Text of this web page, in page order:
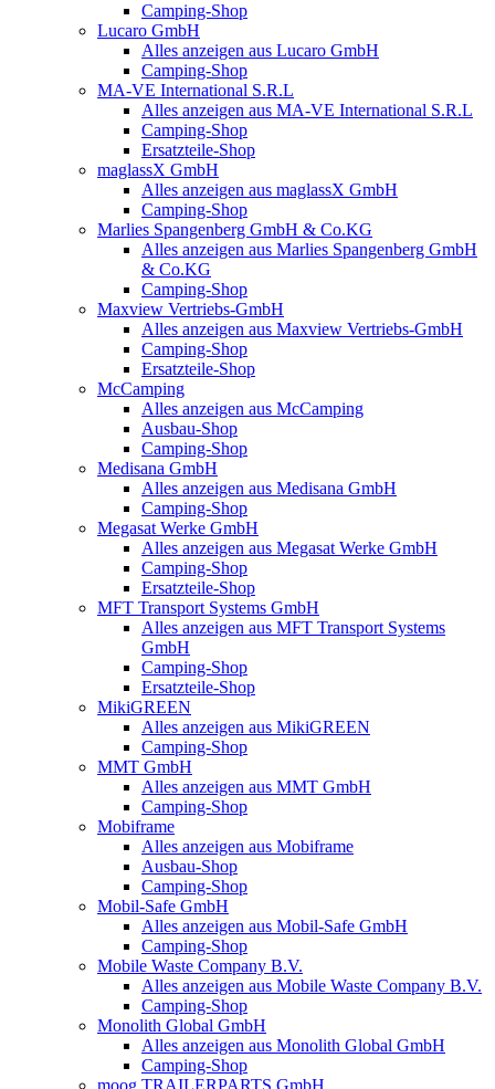
Camping-Shop
Lucaro GmbH
Alles anzeigen aus Lucaro GmbH
Camping-Shop
MA-VE International S.R.L
Alles anzeigen aus MA-VE International S.R.L
Camping-Shop
Ersatzteile-Shop
maglassX GmbH
Alles anzeigen aus maglassX GmbH
Camping-Shop
Marlies Spangenberg GmbH & Co.KG
Alles anzeigen aus Marlies Spangenberg GmbH
& Co.KG
Camping-Shop
Maxview Vertriebs-GmbH
Alles anzeigen aus Maxview Vertriebs-GmbH
Camping-Shop
Ersatzteile-Shop
McCamping
Alles anzeigen aus McCamping
Ausbau-Shop
Camping-Shop
Medisana GmbH
Alles anzeigen aus Medisana GmbH
Camping-Shop
Megasat Werke GmbH
Alles anzeigen aus Megasat Werke GmbH
Camping-Shop
Ersatzteile-Shop
MFT Transport Systems GmbH
Alles anzeigen aus MFT Transport Systems
GmbH
Camping-Shop
Ersatzteile-Shop
MikiGREEN
Alles anzeigen aus MikiGREEN
Camping-Shop
MMT GmbH
Alles anzeigen aus MMT GmbH
Camping-Shop
Mobiframe
Alles anzeigen aus Mobiframe
Ausbau-Shop
Camping-Shop
Mobil-Safe GmbH
Alles anzeigen aus Mobil-Safe GmbH
Camping-Shop
Mobile Waste Company B.V.
Alles anzeigen aus Mobile Waste Company B.V.
Camping-Shop
Monolith Global GmbH
Alles anzeigen aus Monolith Global GmbH
Camping-Shop
moog TRAILERPARTS GmbH